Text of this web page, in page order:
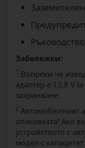
Забележки:
1 Въпреки че
адаптер е 13,8 V
захранване.
2 Автомобилният
опаковката! Ако
устройството с
модел с